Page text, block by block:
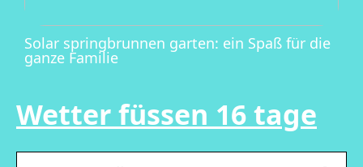
Solar springbrunnen garten: ein Spaß für die
ganze Familie
Wetter füssen 16 tage